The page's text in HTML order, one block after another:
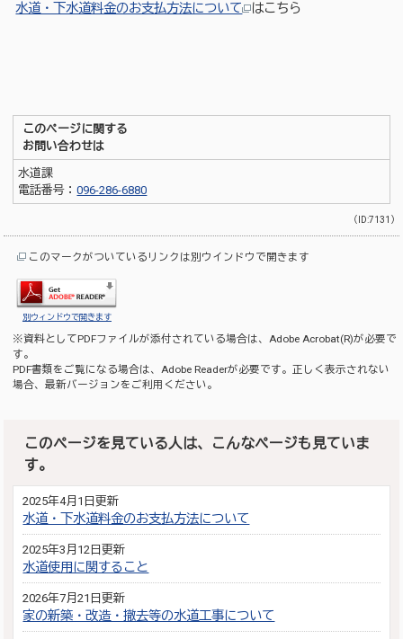
水道・下水道料金のお支払方法について
はこちら
このページに関する
お問い合わせは
水道課
電話番号：096-286-6880
（ID:7131）
このマークがついているリンクは別ウインドウで開きます
別ウィンドウで開きます
※資料としてPDFファイルが添付されている場合は、Adobe Acrobat(R)が必要で
す。
PDF書類をご覧になる場合は、Adobe Readerが必要です。正しく表示されない
場合、最新バージョンをご利用ください。
このページを見ている人は、こんなページも見ていま
す。
2025年4月1日更新
水道・下水道料金のお支払方法について
2025年3月12日更新
水道使用に関すること
2026年7月21日更新
家の新築・改造・撤去等の水道工事について